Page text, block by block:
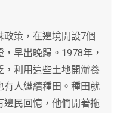
策，在邊境開設7個
，早出晚歸。1978年，
，利用這些土地開辦養
有人繼續種田。種田就
邊民回憶，他們開著拖